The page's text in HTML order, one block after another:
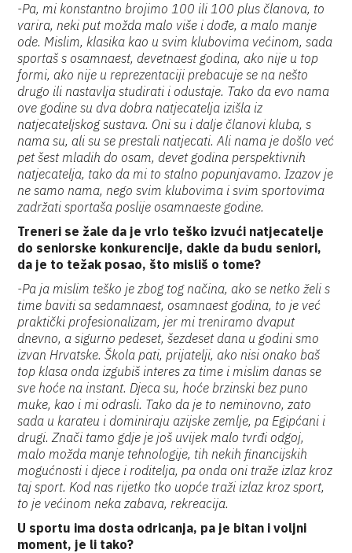
-Pa, mi konstantno brojimo 100 ili 100 plus članova, to
varira, neki put možda malo više i dođe, a malo manje
ode. Mislim, klasika kao u svim klubovima većinom, sada
sportaš s osamnaest, devetnaest godina, ako nije u top
formi, ako nije u reprezentaciji prebacuje se na nešto
drugo ili nastavlja studirati i odustaje. Tako da evo nama
ove godine su dva dobra natjecatelja izišla iz
natjecateljskog sustava. Oni su i dalje članovi kluba, s
nama su, ali su se prestali natjecati. Ali nama je došlo već
pet šest mladih do osam, devet godina perspektivnih
natjecatelja, tako da mi to stalno popunjavamo. Izazov je
ne samo nama, nego svim klubovima i svim sportovima
zadržati sportaša poslije osamnaeste godine.
Treneri se žale da je vrlo teško izvući natjecatelje
do seniorske konkurencije, dakle da budu seniori,
da je to težak posao, što misliš o tome?
-Pa ja mislim teško je zbog tog načina, ako se netko želi s
time baviti sa sedamnaest, osamnaest godina, to je već
praktički profesionalizam, jer mi treniramo dvaput
dnevno, a sigurno pedeset, šezdeset dana u godini smo
izvan Hrvatske. Škola pati, prijatelji, ako nisi onako baš
top klasa onda izgubiš interes za time i mislim danas se
sve hoće na instant. Djeca su, hoće brzinski bez puno
muke, kao i mi odrasli. Tako da je to neminovno, zato
sada u karateu i dominiraju azijske zemlje, pa Egipćani i
drugi. Znači tamo gdje je još uvijek malo tvrđi odgoj,
malo možda manje tehnologije, tih nekih financijskih
mogućnosti i djece i roditelja, pa onda oni traže izlaz kroz
taj sport. Kod nas rijetko tko uopće traži izlaz kroz sport,
to je većinom neka zabava, rekreacija.
U sportu ima dosta odricanja, pa je bitan i voljni
moment, je li tako?